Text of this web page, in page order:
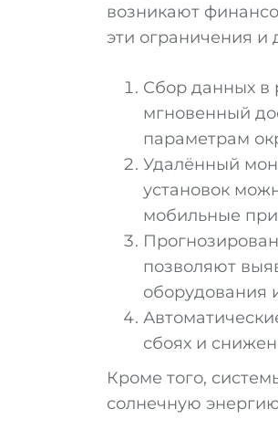
возникают
эти ограничения
Сбор данных в
мгновенный
параметрам
Удалённый
установок
мобильные
позволяют
оборудования
сбоях и
Кроме того,
солнечную